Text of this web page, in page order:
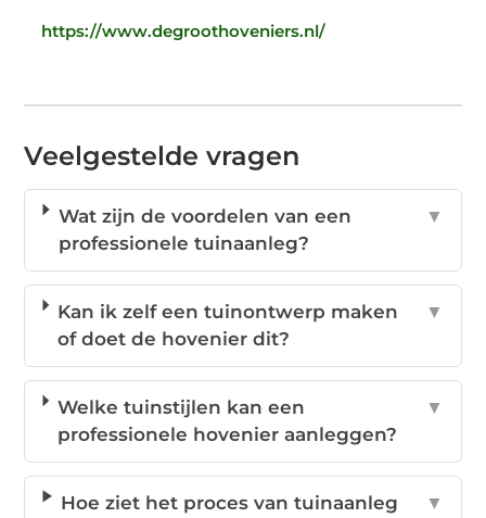
https://www.degroothoveniers.nl/
Veelgestelde vragen
Wat zijn de voordelen van een
professionele tuinaanleg?
▼
Kan ik zelf een tuinontwerp maken
of doet de hovenier dit?
▼
Welke tuinstijlen kan een
professionele hovenier aanleggen?
▼
Hoe ziet het proces van tuinaanleg
▼